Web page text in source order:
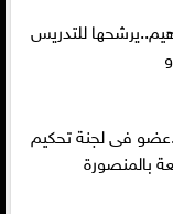
للتدريس
فى لجنة تحكيم
بالمنصورة